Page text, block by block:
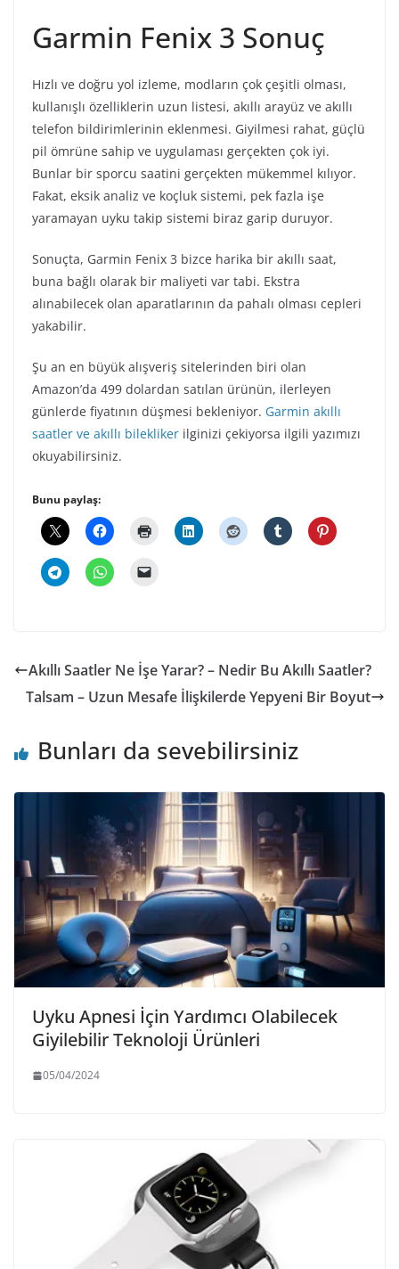
Garmin Fenix 3 Sonuç
Hızlı ve doğru yol izleme, modların çok çeşitli olması,
kullanışlı özelliklerin uzun listesi, akıllı arayüz ve akıllı
telefon bildirimlerinin eklenmesi. Giyilmesi rahat, güçlü
pil ömrüne sahip ve uygulaması gerçekten çok iyi.
Bunlar bir sporcu saatini gerçekten mükemmel kılıyor.
Fakat, eksik analiz ve koçluk sistemi, pek fazla işe
yaramayan uyku takip sistemi biraz garip duruyor.
Sonuçta, Garmin Fenix 3 bizce harika bir akıllı saat,
buna bağlı olarak bir maliyeti var tabi. Ekstra
alınabilecek olan aparatlarının da pahalı olması cepleri
yakabilir.
Şu an en büyük alışveriş sitelerinden biri olan
Amazon’da 499 dolardan satılan ürünün, ilerleyen
günlerde fiyatının düşmesi bekleniyor. Garmin akıllı
saatler ve akıllı bilekliker ilginizi çekiyorsa ilgili yazımızı
okuyabilirsiniz.
Bunu paylaş:
Akıllı Saatler Ne İşe Yarar? – Nedir Bu Akıllı Saatler?
Talsam – Uzun Mesafe İlişkilerde Yepyeni Bir Boyut
Bunları da sevebilirsiniz
Uyku Apnesi İçin Yardımcı Olabilecek
Giyilebilir Teknoloji Ürünleri
05/04/2024